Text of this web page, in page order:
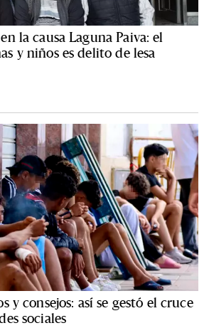
la causa Laguna Paiva: el
y niños es delito de lesa
y consejos: así se gestó el cruce
sociales